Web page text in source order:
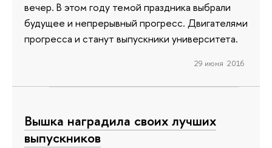
вечер. В этом году темой праздника выбрали
будущее и непрерывный прогресс. Двигателями
прогресса и станут выпускники университета.
29 июня 2016
Вышка наградила своих лучших
выпускников